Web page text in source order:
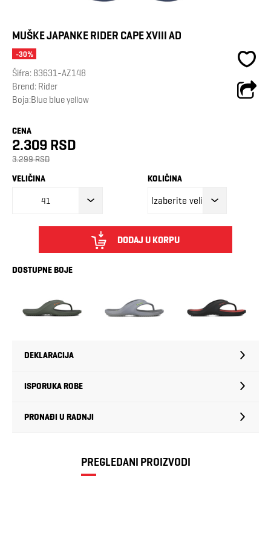
MUŠKE JAPANKE RIDER CAPE XVIII AD
-30%
Šifra: 83631-AZ148
Brend: Rider
Boja:Blue blue yellow
CENA
2.309 RSD
3.299 RSD
VELIČINA
41
KOLIČINA
DODAJ U KORPU
DOSTUPNE BOJE
DEKLARACIJA
ISPORUKA ROBE
PRONAĐI U RADNJI
PREGLEDANI PROIZVODI